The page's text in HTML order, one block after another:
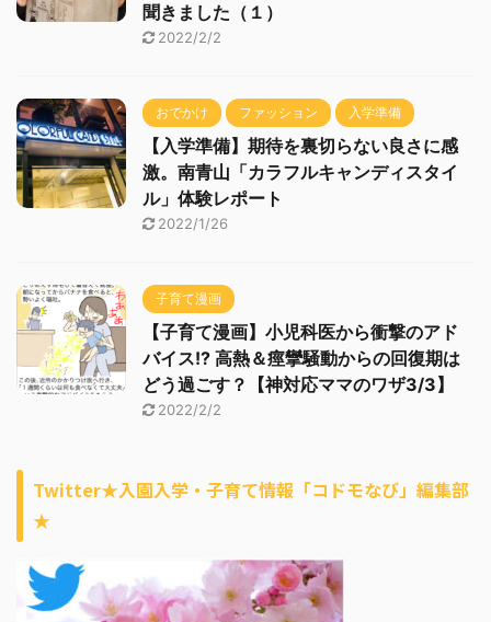
聞きました（１）
2022/2/2
おでかけ ファッション 入学準備
【入学準備】期待を裏切らない良さに感
激。南青山「カラフルキャンディスタイ
ル」体験レポート
2022/1/26
子育て漫画
【子育て漫画】小児科医から衝撃のアド
バイス!? 高熱＆痙攣騒動からの回復期は
どう過ごす？【神対応ママのワザ3/3】
2022/2/2
Twitter★入園入学・子育て情報「コドモなび」編集部
★